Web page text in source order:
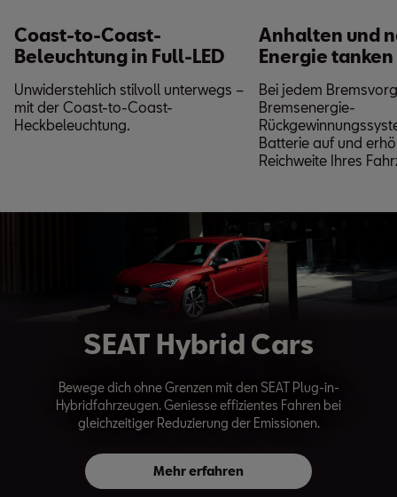
Coast-to-Coast-
Beleuchtung in Full-LED
Unwiderstehlich stilvoll unterwegs –
mit der Coast-to-Coast-
Heckbeleuchtung.
Anhalten und
Energie
Bei jedem
Bremsenergie-
Batterie auf und
Reichweite Ihres
SEAT Hybrid Cars
Bewege dich ohne Grenzen mit den SEAT Plug-in-
Hybridfahrzeugen. Geniesse effizientes Fahren bei
gleichzeitiger Reduzierung der Emissionen.
Mehr erfahren